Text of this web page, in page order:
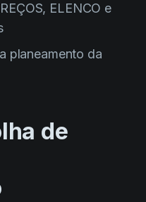
ELENCO e
planeamento da
de